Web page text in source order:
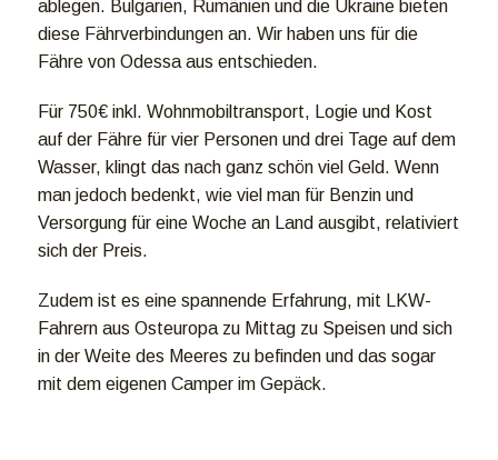
ablegen. Bulgarien, Rumänien und die Ukraine bieten
diese Fährverbindungen an. Wir haben uns für die
Fähre von Odessa aus entschieden.
Für 750€ inkl. Wohnmobiltransport, Logie und Kost
auf der Fähre für vier Personen und drei Tage auf dem
Wasser, klingt das nach ganz schön viel Geld. Wenn
man jedoch bedenkt, wie viel man für Benzin und
Versorgung für eine Woche an Land ausgibt, relativiert
sich der Preis.
Zudem ist es eine spannende Erfahrung, mit LKW-
Fahrern aus Osteuropa zu Mittag zu Speisen und sich
in der Weite des Meeres zu befinden und das sogar
mit dem eigenen Camper im Gepäck.